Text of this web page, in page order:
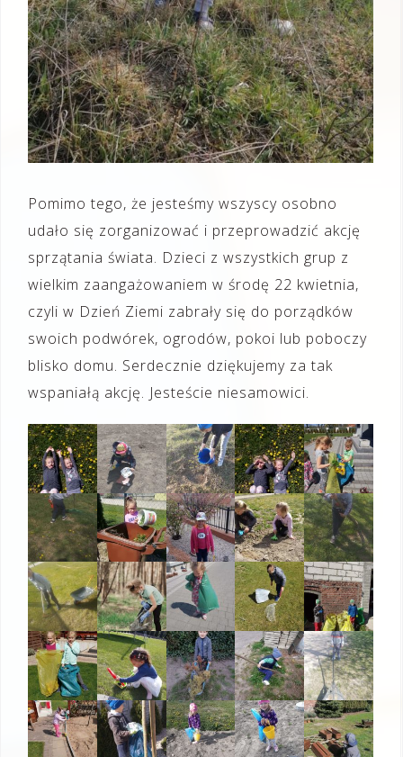
Pomimo tego, że jesteśmy wszyscy osobno
udało się zorganizować i przeprowadzić akcję
sprzątania świata. Dzieci z wszystkich grup z
wielkim zaangażowaniem w środę 22 kwietnia,
czyli w Dzień Ziemi zabrały się do porządków
swoich podwórek, ogrodów, pokoi lub poboczy
blisko domu. Serdecznie dziękujemy za tak
wspaniałą akcję. Jesteście niesamowici.